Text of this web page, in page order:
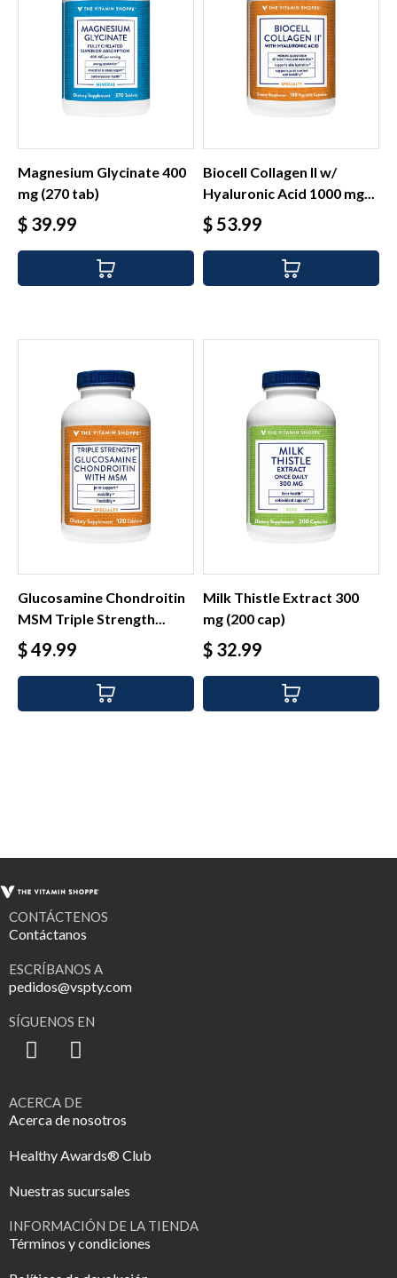
Magnesium Glycinate 400
mg (270 tab)
Precio
$ 39.99
Biocell Collagen II w/
Hyaluronic Acid 1000 mg...
Precio
$ 53.99
Glucosamine Chondroitin
MSM Triple Strength...
Precio
$ 49.99
Milk Thistle Extract 300
mg (200 cap)
Precio
$ 32.99
CONTÁCTENOS
Contáctanos
ESCRÍBANOS A
pedidos@vspty.com
SÍGUENOS EN
ACERCA DE
Acerca de nosotros
Healthy Awards® Club
Nuestras sucursales
INFORMACIÓN DE LA TIENDA
Términos y condiciones